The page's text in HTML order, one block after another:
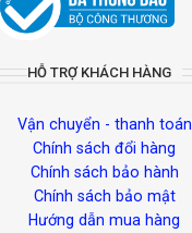
HỖ TRỢ KHÁCH HÀNG
Vận chuyển - thanh toán
Chính sách đổi hàng
Chính sách bảo hành
Chính sách bảo mật
Hướng dẫn mua hàng